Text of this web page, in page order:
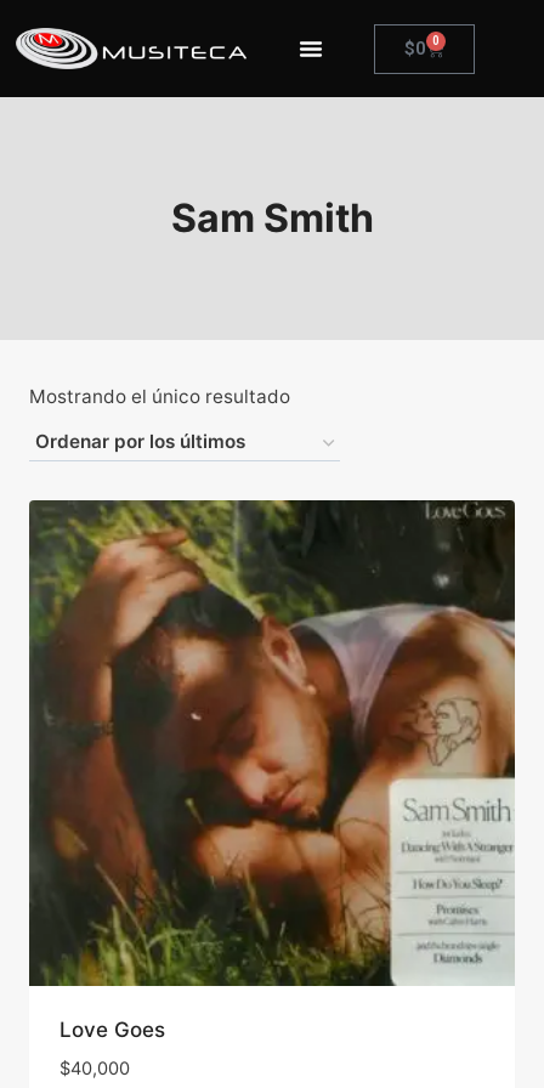
$0 0
Sam Smith
Mostrando el único resultado
Love Goes
$40,000